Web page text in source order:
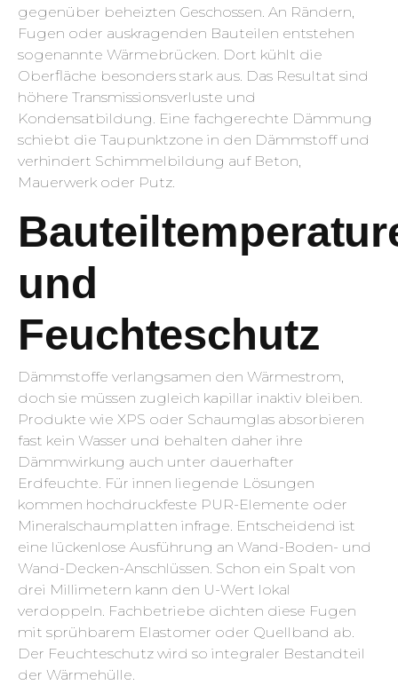
gegenüber beheizten Geschossen. An Rändern,
Fugen oder auskragenden Bauteilen entstehen
sogenannte Wärmebrücken. Dort kühlt die
Oberfläche besonders stark aus. Das Resultat sind
höhere Transmissionsverluste und
Kondensatbildung. Eine fachgerechte Dämmung
schiebt die Taupunktzone in den Dämmstoff und
verhindert Schimmelbildung auf Beton,
Mauerwerk oder Putz.
und
Feuchteschutz
Dämmstoffe verlangsamen den Wärmestrom,
doch sie müssen zugleich kapillar inaktiv bleiben.
Produkte wie XPS oder Schaumglas absorbieren
fast kein Wasser und behalten daher ihre
Dämmwirkung auch unter dauerhafter
Erdfeuchte. Für innen liegende Lösungen
kommen hochdruckfeste PUR-Elemente oder
Mineralschaumplatten infrage. Entscheidend ist
eine lückenlose Ausführung an Wand-Boden- und
Wand-Decken-Anschlüssen. Schon ein Spalt von
drei Millimetern kann den U-Wert lokal
verdoppeln. Fachbetriebe dichten diese Fugen
mit sprühbarem Elastomer oder Quellband ab.
Der Feuchteschutz wird so integraler Bestandteil
der Wärmehülle.